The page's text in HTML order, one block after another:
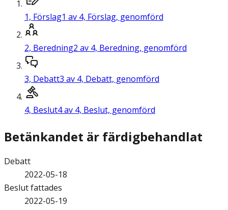
1, Förslag1 av 4, Förslag, genomförd
2, Beredning2 av 4, Beredning, genomförd
3, Debatt3 av 4, Debatt, genomförd
4, Beslut4 av 4, Beslut, genomförd
Betänkandet är färdigbehandlat
Debatt
2022-05-18
Beslut fattades
2022-05-19